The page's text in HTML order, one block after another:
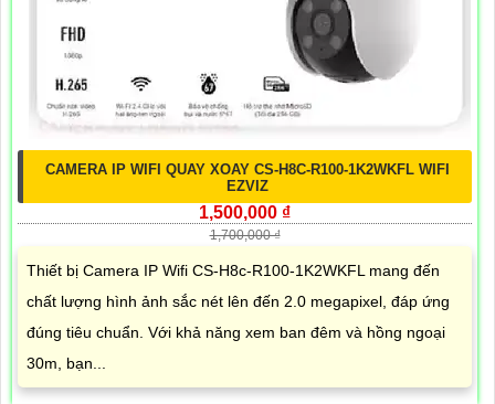
CAMERA IP WIFI QUAY XOAY CS-H8C-R100-1K2WKFL WIFI
EZVIZ
1,500,000 ₫
1,700,000 ₫
Thiết bị Camera IP Wifi CS-H8c-R100-1K2WKFL mang đến
chất lượng hình ảnh sắc nét lên đến 2.0 megapixel, đáp ứng
đúng tiêu chuẩn. Với khả năng xem ban đêm và hồng ngoại
30m, bạn...